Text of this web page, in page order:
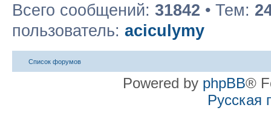
Всего сообщений: 31842 • Тем:
пользователь: aciculymy
Список форумов
Powered by phpBB®
Русская